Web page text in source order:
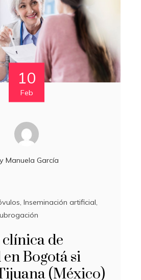
10
Feb
Manuela García
, Inseminación artificial,
de
Bogotá si
(México)